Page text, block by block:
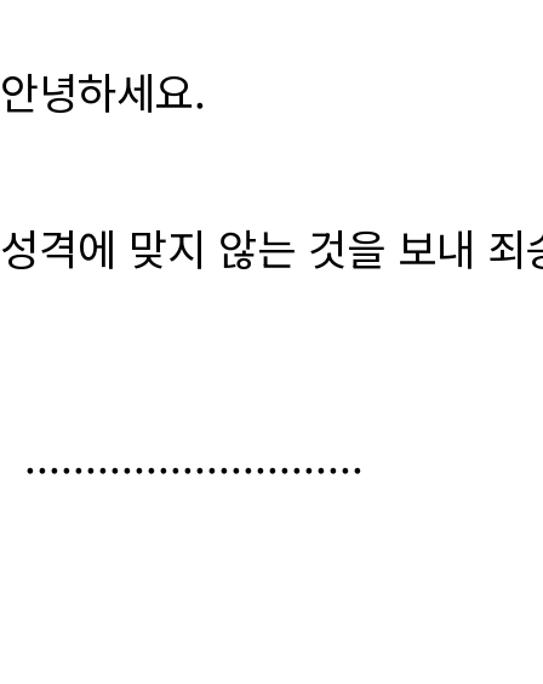
안녕하세요.
성격에 맞지 않는 것을 보내
............................